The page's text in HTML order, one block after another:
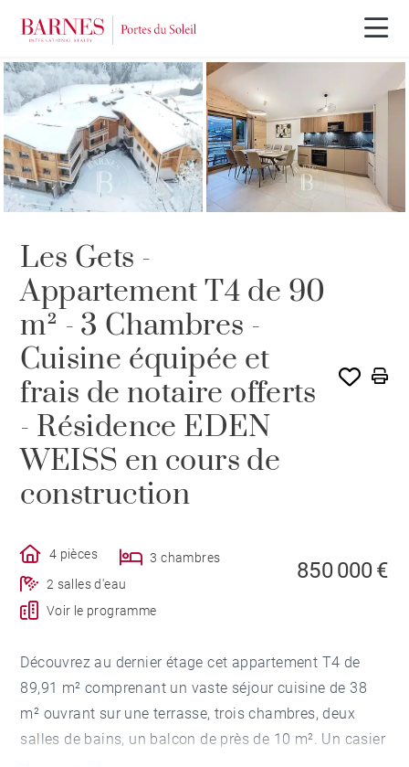
PROGRAMME NEUF
Les Gets -
Appartement T4 de 90
m² - 3 Chambres -
Cuisine équipée et
frais de notaire offerts
- Résidence EDEN
WEISS en cours de
construction
4 pièces
3 chambres
2 salles d'eau
Voir le programme
850 000 €
Découvrez au dernier étage cet appartement T4 de
89,91 m² comprenant un vaste séjour cuisine de 38
m² ouvrant sur une terrasse, trois chambres, deux
salles de bains, un balcon de près de 10 m². Un casier